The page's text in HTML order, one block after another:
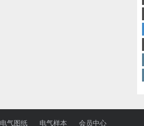
电气图纸 电气样本 会员中心